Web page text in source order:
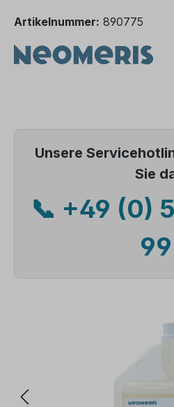
Artikelnummer: 890775
Unsere
Sie
📞 +49 (0)
99